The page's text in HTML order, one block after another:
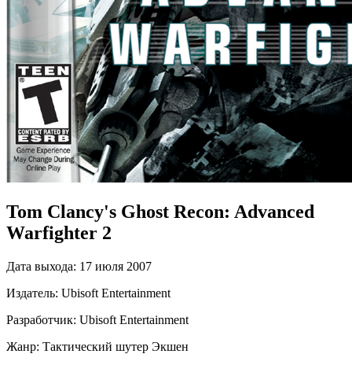
Tom Clancy's Ghost Recon: Advanced
Warfighter 2
Дата выхода: 17 июля 2007
Издатель: Ubisoft Entertainment
Разработчик: Ubisoft Entertainment
Жанр: Тактический шутер Экшен